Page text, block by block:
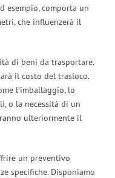
esempio, comporta un
che influenzerà il
di beni da trasportare.
il costo del trasloco.
l’imballaggio, lo
o la necessità di un
ulteriormente il
un preventivo
specifiche. Disponiamo